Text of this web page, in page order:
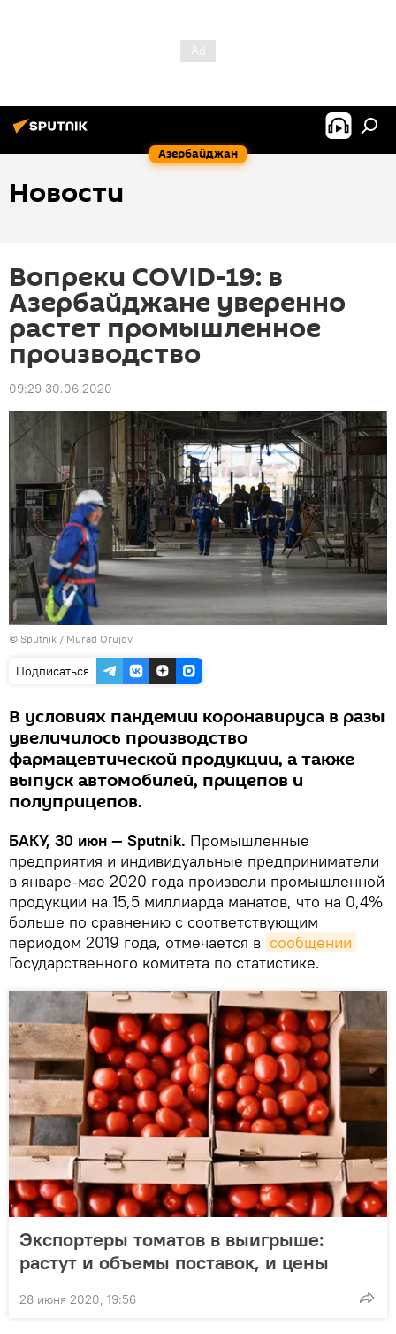
Азербайджан
Новости
Вопреки COVID-19: в
Азербайджане уверенно
растет промышленное
производство
09:29 30.06.2020
© Sputnik / Murad Orujov
Подписаться
В условиях пандемии коронавируса в разы
увеличилось производство
фармацевтической продукции, а также
выпуск автомобилей, прицепов и
полуприцепов.
БАКУ, 30 июн — Sputnik. Промышленные
предприятия и индивидуальные предприниматели
в январе-мае 2020 года произвели промышленной
продукции на 15,5 миллиарда манатов, что на 0,4%
больше по сравнению с соответствующим
периодом 2019 года, отмечается в сообщении
Государственного комитета по статистике.
Экспортеры томатов в выигрыше:
растут и объемы поставок, и цены
28 июня 2020, 19:56